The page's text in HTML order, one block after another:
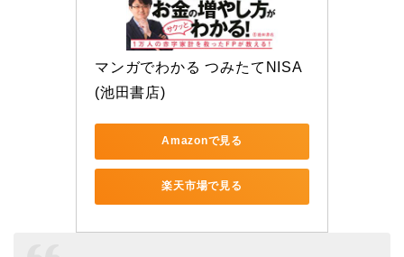
マンガでわかる つみたてNISA
(池田書店)
Amazonで見る
楽天市場で見る